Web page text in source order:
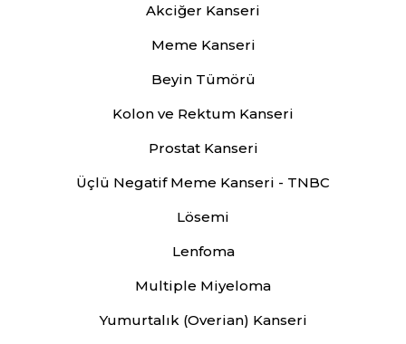
Akciğer Kanseri
Meme Kanseri
Beyin Tümörü
Kolon ve Rektum Kanseri
Prostat Kanseri
Üçlü Negatif Meme Kanseri - TNBC
Lösemi
Lenfoma
Multiple Miyeloma
Yumurtalık (Overian) Kanseri